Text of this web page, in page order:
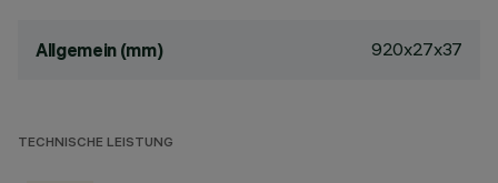
Allgemein (mm) 920x27x37
TECHNISCHE LEISTUNG